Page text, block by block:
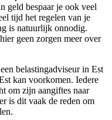
geld bespaar je ook veel
tijd het regelen van je
is natuurlijk onnodig.
geen zorgen meer over
belastingadviseur in Est
kan voorkomen. Iedere
om zijn aangiftes naar
is dit vaak de reden om